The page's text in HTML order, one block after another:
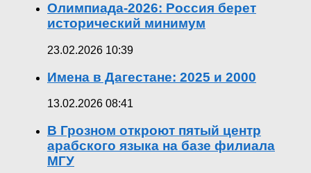
Олимпиада-2026: Россия берет
исторический минимум
23.02.2026 10:39
Имена в Дагестане: 2025 и 2000
13.02.2026 08:41
В Грозном откроют пятый центр
арабского языка на базе филиала
МГУ